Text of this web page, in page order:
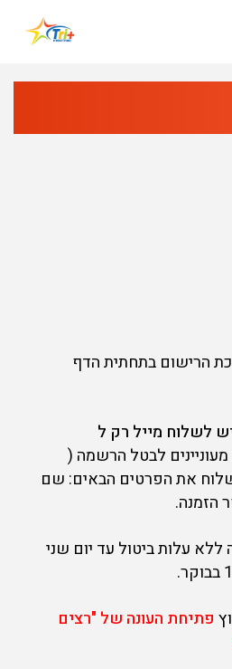
Button used only for
הרישום בתחתית הדף
לשלוח מייל רק ל
לבטל הרשמה (
את הפרטים הבאים: שם
הזמנה.
עלות ביטול עד יום שני
פתיחת העונה של "רצים